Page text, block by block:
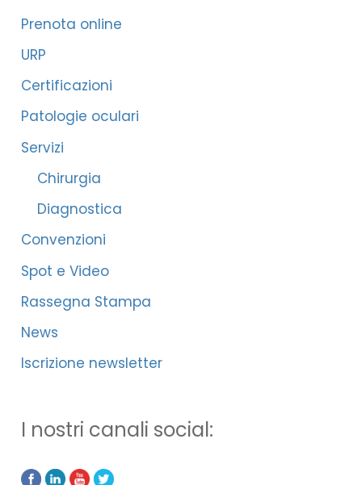
Prenota online
URP
Certificazioni
Patologie oculari
Servizi
Chirurgia
Diagnostica
Convenzioni
Spot e Video
Rassegna Stampa
News
Iscrizione newsletter
I nostri canali social: